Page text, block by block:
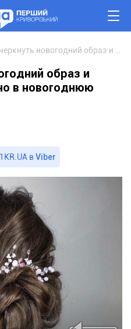
образ и
в новогоднюю
1KR.UA вViber